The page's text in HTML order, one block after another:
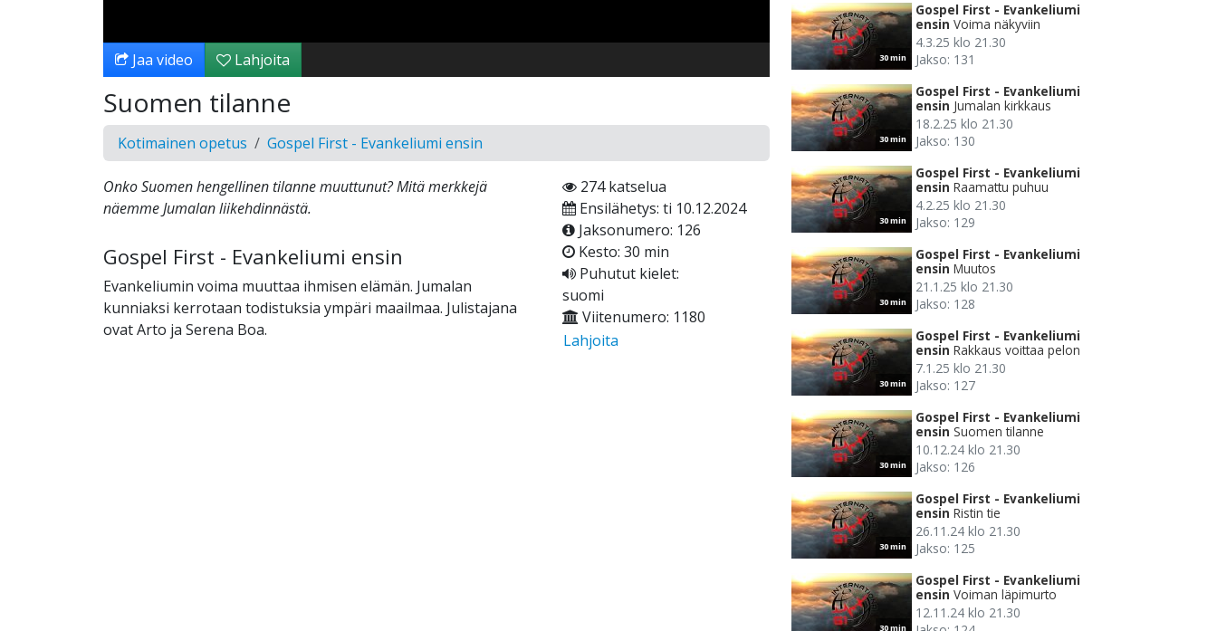
Jaa video Lahjoita
Suomen tilanne
Kotimainen opetus Gospel First - Evankeliumi ensin
Onko Suomen hengellinen tilanne muuttunut? Mitä merkkejä
näemme Jumalan liikehdinnästä.
Gospel First - Evankeliumi ensin
Evankeliumin voima muuttaa ihmisen elämän. Jumalan
kunniaksi kerrotaan todistuksia ympäri maailmaa. Julistajana
ovat Arto ja Serena Boa.
274 katselua
Ensilähetys: ti 10.12.2024
Jaksonumero: 126
Kesto: 30 min
Puhutut kielet:
suomi
Viitenumero: 1180
Lahjoita
30 min
Gospel First - Evankeliumi
ensin Voima näkyviin
4.3.25 klo 21.30
Jakso: 131
30 min
Gospel First - Evankeliumi
ensin Jumalan kirkkaus
18.2.25 klo 21.30
Jakso: 130
30 min
Gospel First - Evankeliumi
ensin Raamattu puhuu
4.2.25 klo 21.30
Jakso: 129
30 min
Gospel First - Evankeliumi
ensin Muutos
21.1.25 klo 21.30
Jakso: 128
30 min
Gospel First - Evankeliumi
ensin Rakkaus voittaa pelon
7.1.25 klo 21.30
Jakso: 127
30 min
Gospel First - Evankeliumi
ensin Suomen tilanne
10.12.24 klo 21.30
Jakso: 126
30 min
Gospel First - Evankeliumi
ensin Ristin tie
26.11.24 klo 21.30
Jakso: 125
30 min
Gospel First - Evankeliumi
ensin Voiman läpimurto
12.11.24 klo 21.30